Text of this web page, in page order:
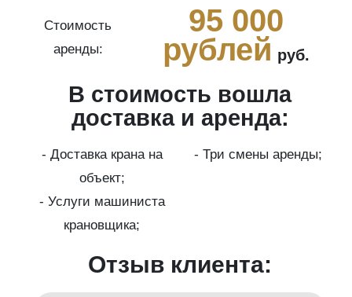
Стоимость
аренды:
95 000
рублей руб.
В стоимость вошла
доставка и аренда:
- Доставка крана на
объект;
- Три смены аренды;
- Услуги машиниста
крановщика;
Отзыв клиента: